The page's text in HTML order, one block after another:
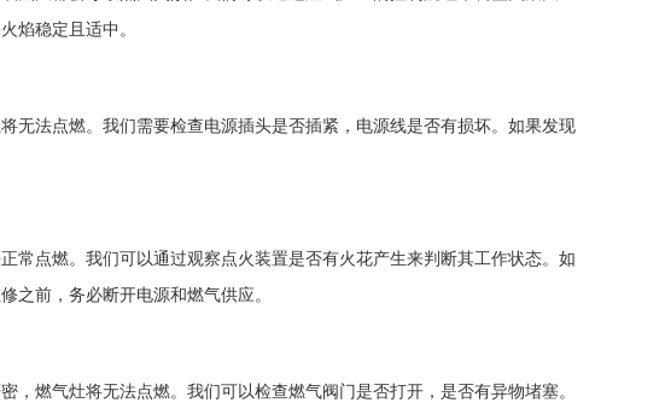
焰稳定且适中。
无法点燃。我们需要检查电源插头是否插紧，电源线是否有损坏。如果发现
常点燃。我们可以通过观察点火装置是否有火花产生来判断其工作状态。如
之前，务必断开电源和燃气供应。
燃气灶将无法点燃。我们可以检查燃气阀门是否打开，是否有异物堵塞。